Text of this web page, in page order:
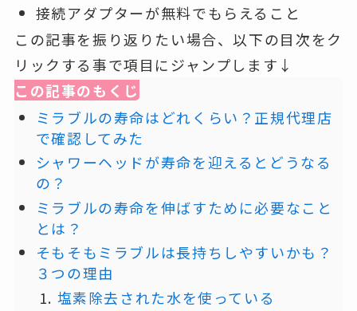
接続アダプターが無料でもらえること
この記事を振り返りたい場合、以下の目次をク
リックする事で項目にジャンプします↓
この記事のもくじ
ミラブルの寿命はどれくらい？正規代理店
で確認してみた
シャワーヘッドが寿命を迎えるとどうなる
の？
ミラブルの寿命を伸ばすために必要なこと
とは？
そもそもミラブルは長持ちしやすいかも？
３つの理由
塩素除去された水を使っている